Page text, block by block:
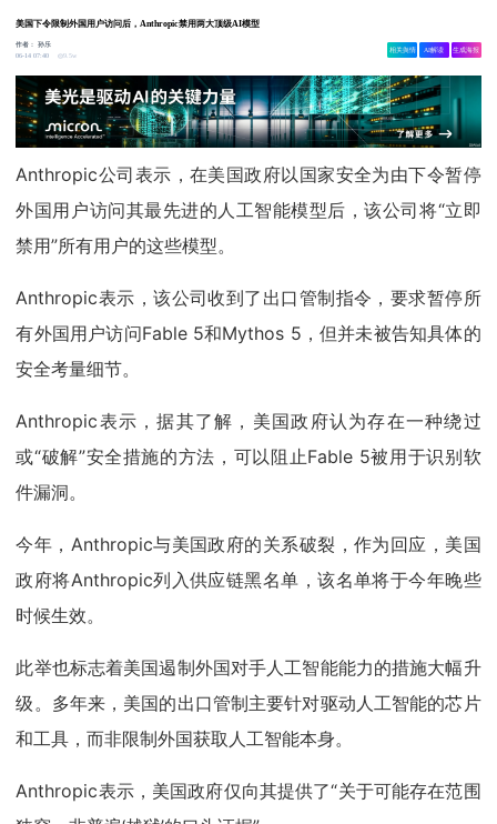
美国下令限制外国用户访问后，Anthropic禁用两大顶级AI模型
作者：孙乐
06-14 07:40
9.5w
相关舆情 AI解读 生成海报
Anthropic公司表示，在美国政府以国家安全为由下令暂停
外国用户访问其最先进的人工智能模型后，该公司将“立即
禁用”所有用户的这些模型。
Anthropic表示，该公司收到了出口管制指令，要求暂停所
有外国用户访问Fable 5和Mythos 5，但并未被告知具体的
安全考量细节。
Anthropic表示，据其了解，美国政府认为存在一种绕过
或“破解”安全措施的方法，可以阻止Fable 5被用于识别软
件漏洞。
今年，Anthropic与美国政府的关系破裂，作为回应，美国
政府将Anthropic列入供应链黑名单，该名单将于今年晚些
时候生效。
此举也标志着美国遏制外国对手人工智能能力的措施大幅升
级。多年来，美国的出口管制主要针对驱动人工智能的芯片
和工具，而非限制外国获取人工智能本身。
Anthropic表示，美国政府仅向其提供了“关于可能存在范围